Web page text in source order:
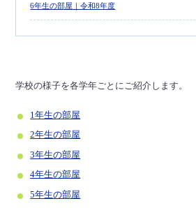
6年生の部屋｜令和8年度
1年生の部屋｜令和8年度
2026年6月17日
4年生の部屋｜令和8年度
学校の様子を各学年ごとにご紹介します。
1年生の部屋
2年生の部屋
3年生の部屋
4年生の部屋
5年生の部屋